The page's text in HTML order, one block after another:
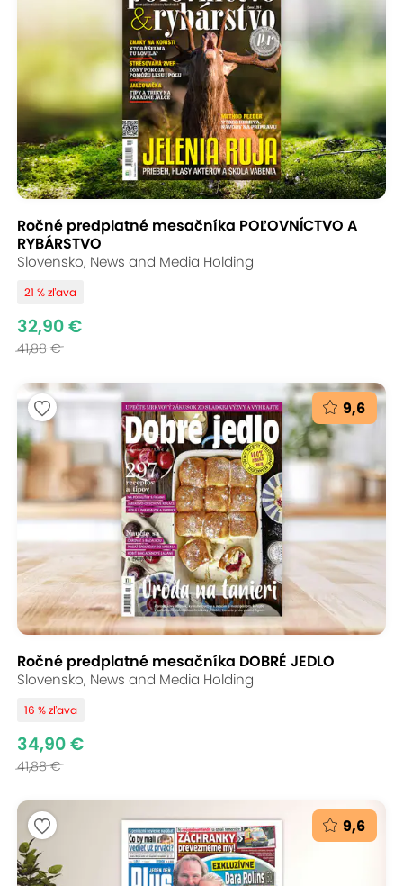
Ročné predplatné mesačníka POĽOVNÍCTVO A
RYBÁRSTVO
Slovensko, News and Media Holding
21 % zľava
32,90 €
41,88 €
9,6
Ročné predplatné mesačníka DOBRÉ JEDLO
Slovensko, News and Media Holding
16 % zľava
34,90 €
41,88 €
9,6